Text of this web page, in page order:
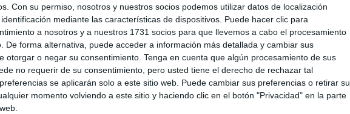
Con su permiso, nosotros y nuestros socios podemos utilizar datos de localización
mediante las características de dispositivos. Puede hacer clic para
a nosotros y a nuestros 1731 socios para que llevemos a cabo el procesamiento
De forma alternativa, puede acceder a información más detallada y cambiar sus
otorgar o negar su consentimiento. Tenga en cuenta que algún procesamiento de sus
no requerir de su consentimiento, pero usted tiene el derecho de rechazar tal
se aplicarán solo a este sitio web. Puede cambiar sus preferencias o retirar su
momento volviendo a este sitio y haciendo clic en el botón "Privacidad" en la parte
sobre las dos ciudades españolas sino también sobre
a los miles de trabajadores transfronterizos
En la actualidad, según las estimaciones de